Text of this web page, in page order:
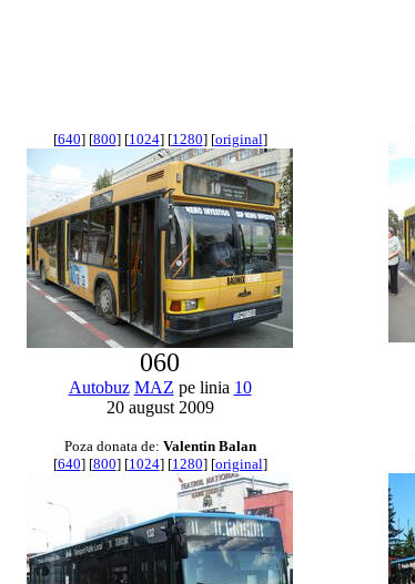
[640] [800] [1024] [1280] [original]
060
Autobuz MAZ pe linia 10
20 august 2009
Poza donata de: Valentin Balan
[640] [800] [1024] [1280] [original]